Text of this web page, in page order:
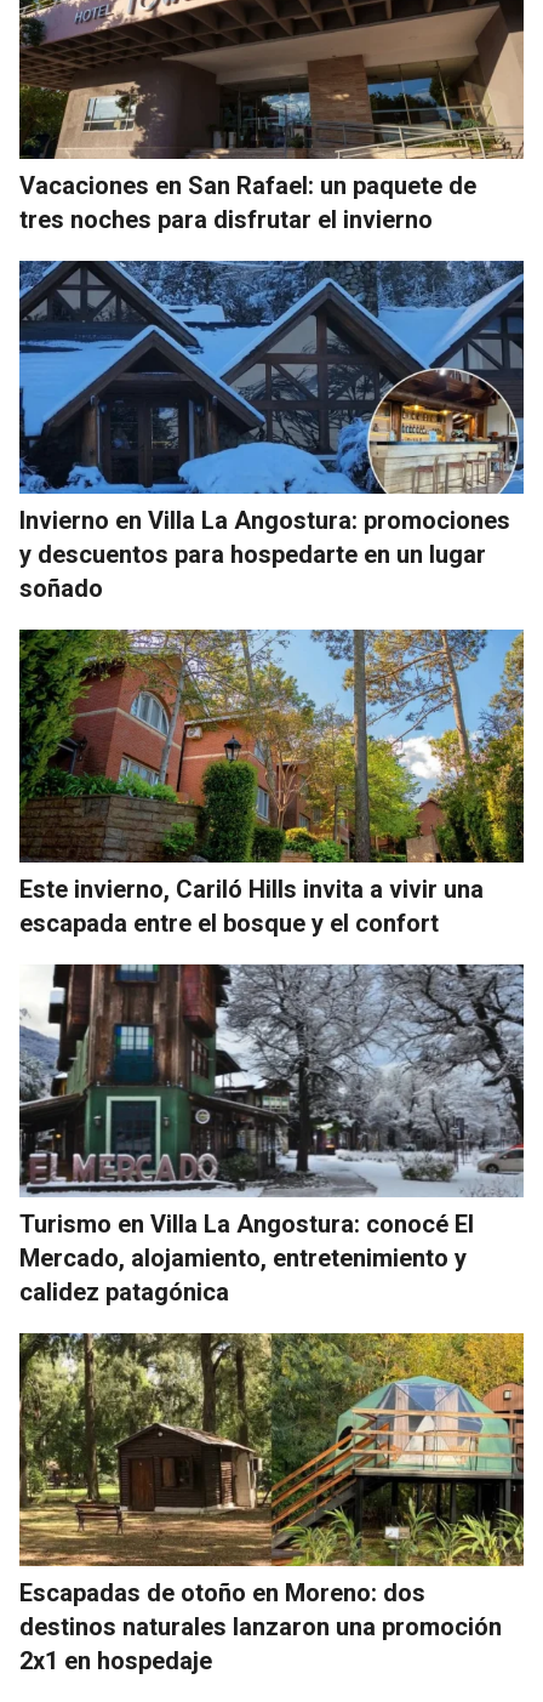
Vacaciones en San Rafael: un paquete de
tres noches para disfrutar el invierno
Invierno en Villa La Angostura: promociones
y descuentos para hospedarte en un lugar
soñado
Este invierno, Cariló Hills invita a vivir una
escapada entre el bosque y el confort
Turismo en Villa La Angostura: conocé El
Mercado, alojamiento, entretenimiento y
calidez patagónica
Escapadas de otoño en Moreno: dos
destinos naturales lanzaron una promoción
2x1 en hospedaje